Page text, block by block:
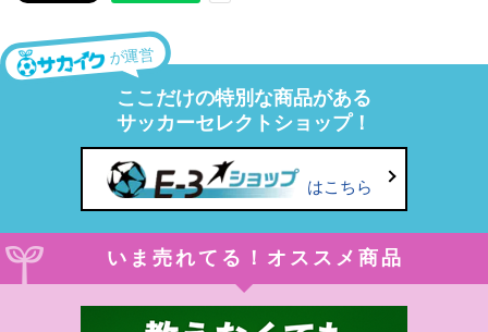
が運営
ここだけの特別な商品がある
サッカーセレクトショップ！
はこちら
いま売れてる！オススメ商品